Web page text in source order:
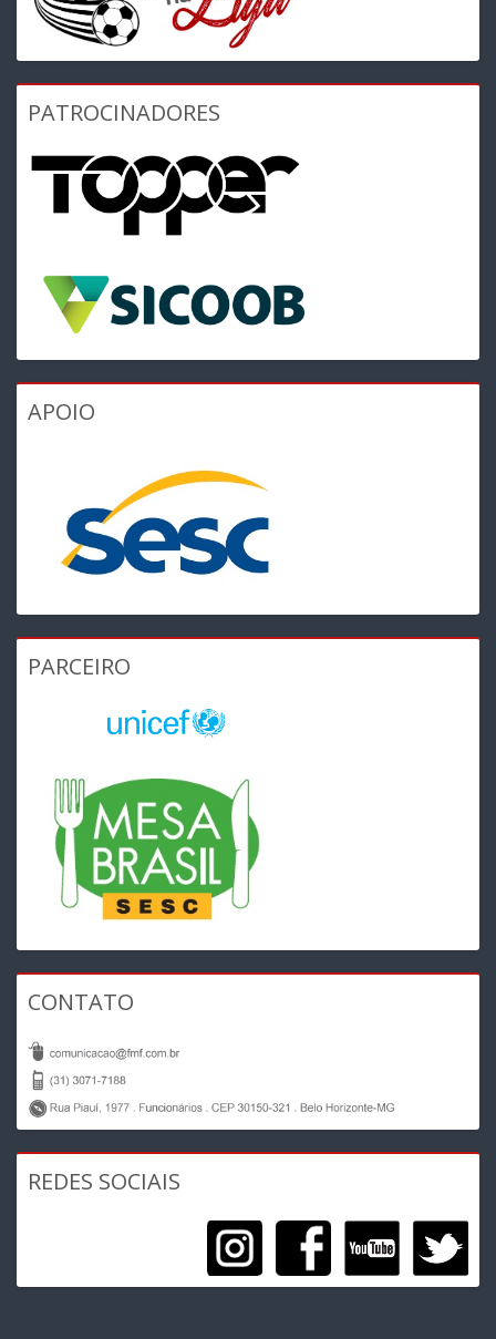
PATROCINADORES
APOIO
PARCEIRO
CONTATO
REDES SOCIAIS